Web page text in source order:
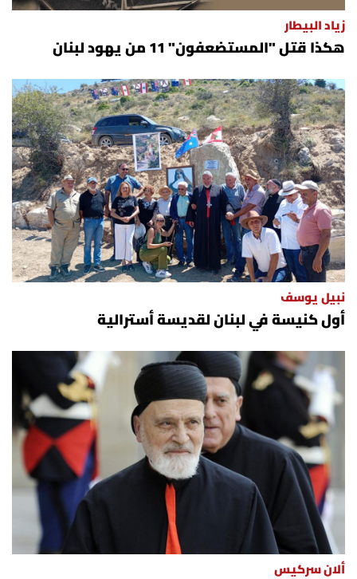
زياد البيطار
هكذا قتل "المستضعفون" 11 من يهود لبنان
نبيل يوسف
أول كنيسة في لبنان لقديسة أسترالية
ألان سركيس